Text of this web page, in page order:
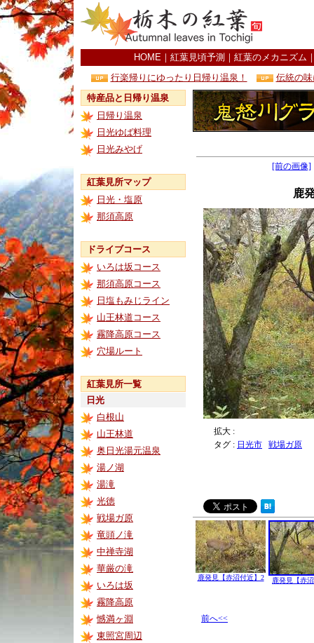
HOME ｜ 紅葉見頃予測 ｜ 紅葉のメカニズム
行楽帰りにゆったり日帰り温泉！
伝統の
特産品と日帰り温泉
日帰り温泉
日光ゆば料理
日光みやげ
紅葉見所マップ
日光・塩原
那須高原
ドライブコース
いろは坂コース
那須高原コース
日塩もみじライン
山王林道コース
霧降高原コース
穴場ルート
紅葉見所一覧
日光
白根山
山王林道
奥日光湯元温泉
湯ノ湖
湯滝
光徳
戦場ガ原
竜頭ノ滝
中禅寺湖
華厳の滝
いろは坂
霧降高原
憾満ヶ淵
東照宮周辺
[前の画像]
鹿
拡大 :
タグ : 日光市 戦場ガ原
鹿発見【赤沼付近】2 鹿発見【赤
前へ<<